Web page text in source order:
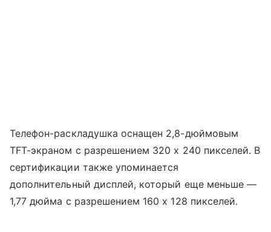
Телефон-раскладушка оснащен 2,8-дюймовым
TFT-экраном с разрешением 320 x 240 пикселей. В
сертификации также упоминается
дополнительный дисплей, который еще меньше —
1,77 дюйма с разрешением 160 x 128 пикселей.